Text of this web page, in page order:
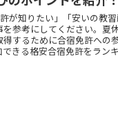
が知りたい」「安いの教
参考にしてください。夏
するために合宿免許への
きる格安合宿免許をラン